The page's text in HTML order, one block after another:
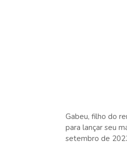
Gabeu, filho do
para lançar seu
setembro de